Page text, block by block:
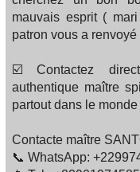
mauvais esprit (
patron vous a renvoyé
☑️ Contactez
authentique maître
partout dans le
Contacte maître
📞 WhatsApp: